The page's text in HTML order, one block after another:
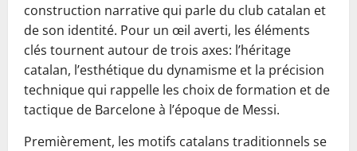
construction narrative qui parle du club catalan et
de son identité. Pour un œil averti, les éléments
clés tournent autour de trois axes: l’héritage
catalan, l’esthétique du dynamisme et la précision
technique qui rappelle les choix de formation et de
tactique de Barcelone à l’époque de Messi.
Premièrement, les motifs catalans traditionnels se